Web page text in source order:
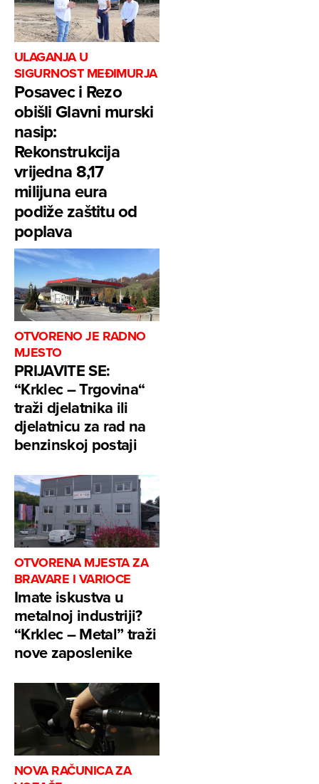
ULAGANJA U
SIGURNOST MEĐIMURJA
Posavec i Rezo
obišli Glavni murski
nasip:
Rekonstrukcija
vrijedna 8,17
milijuna eura
podiže zaštitu od
poplava
OTVORENO JE RADNO
MJESTO
PRIJAVITE SE:
“Krklec – Trgovina“
traži djelatnika ili
djelatnicu za rad na
benzinskoj postaji
OTVORENA MJESTA ZA
BRAVARE I VARIOCE
Imate iskustva u
metalnoj industriji?
“Krklec – Metal” traži
nove zaposlenike
NOVA RAČUNICA ZA